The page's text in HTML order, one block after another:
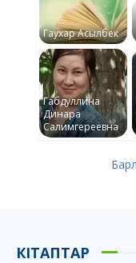
Гаухар Асылбек
Габдуллина
Динара
Салимгереевна
КІТАПТАР